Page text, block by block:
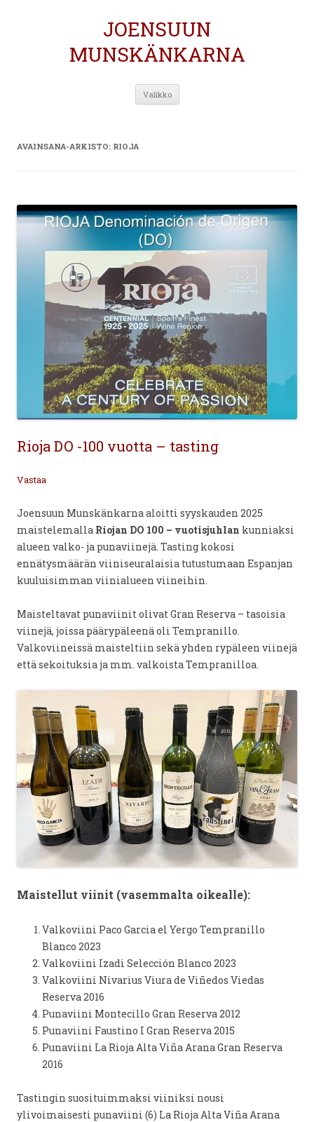
JOENSUUN
MUNSKÄNKARNA
Valikko Siirry
AVAINSANA-ARKISTO: RIOJA
Rioja DO -100 vuotta – tasting
Vastaa
Joensuun Munskänkarna aloitti syyskauden 2025
maistelemalla Riojan DO 100 – vuotisjuhlan kunniaksi
alueen valko- ja punaviinejä. Tasting kokosi
ennätysmäärän viiniseuralaisia tutustumaan Espanjan
kuuluisimman viinialueen viineihin.
Maisteltavat punaviinit olivat Gran Reserva – tasoisia
viinejä, joissa päärypäleenä oli Tempranillo.
Valkoviineissä maisteltiin sekä yhden rypäleen viinejä
että sekoituksia ja mm. valkoista Tempranilloa.
Maistellut viinit (vasemmalta oikealle):
Valkoviini Paco Garcia el Yergo Tempranillo
Blanco 2023
Valkoviini Izadi Selección Blanco 2023
Valkoviini Nivarius Viura de Viñedos Viedas
Reserva 2016
Punaviini Montecillo Gran Reserva 2012
Punaviini Faustino I Gran Reserva 2015
Punaviini La Rioja Alta Viña Arana Gran Reserva
2016
Tastingin suosituimmaksi viiniksi nousi
ylivoimaisesti punaviini (6) La Rioja Alta Viña Arana